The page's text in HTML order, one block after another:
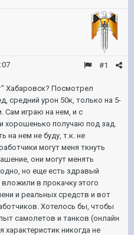
#1
Хабаровск? Посмотрел
средний урон 50к, только на 5-
Сам играю на нем, и с
хорошенько получаю под зад.
на нем не буду, т.к. не
могут меня ткнуть
они могут менять
но еще есть здравый
в прокачку этого
и реальных средств и вот
Хотелось бы, чтобы
самолетов и танков (онлайн
характеристик никогда не